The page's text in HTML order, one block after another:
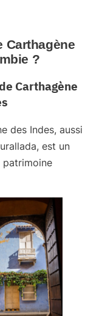
Carthagène
?
Carthagène
des Indes, aussi
est un
patrimoine